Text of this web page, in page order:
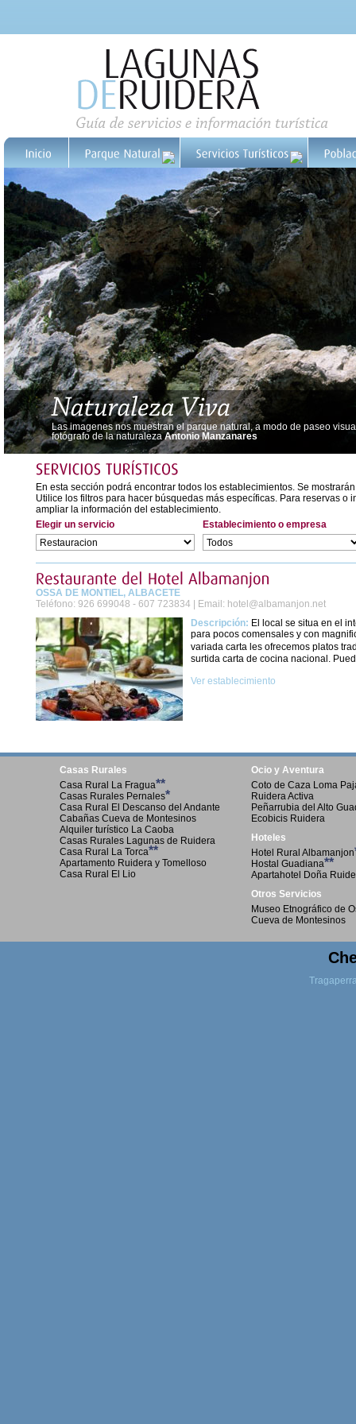
Las imagenes nos muestran el parque natural, a modo de paseo
fotógrafo de la naturalezaAntonio Manzanares
En esta sección podrá encontrar todos los establecimientos. Se
Utilice los filtros para hacer búsquedas más específicas. Para reservas
ampliar la información del establecimiento.
Elegir un servicio
Establecimiento o empresa
OSSA DE MONTIEL, ALBACETE
Teléfono: 926 699048 - 607 723834 | Email: hotel@albamanjon.net
Descripción: El local se situa en el
para pocos comensales y con
variada carta les ofrecemos platos
surtida carta de cocina nacional.
Ver establecimiento
Casas Rurales
Casa Rural La Fragua**
Casas Rurales Pernales*
Casa Rural El Descanso del Andante
Cabañas Cueva de Montesinos
Alquiler turístico La Caoba
Casas Rurales Lagunas de Ruidera
Casa Rural La Torca**
Apartamento Ruidera y Tomelloso
Casa Rural El Lio
Ocio y Aventura
Coto de Caza Loma
Ruidera Activa
Peñarrubia del Alto
Ecobicis Ruidera
Hoteles
Hotel Rural Albamanjon
Hostal Guadiana**
Apartahotel Doña
Otros Servicios
Museo Etnográfico de
Cueva de Montesinos